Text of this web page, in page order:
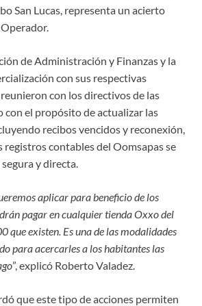
San Lucas, representa un acierto
de Administración y Finanzas y la
con sus respectivas
con los directivos de las
con el propósito de actualizar las
recibos vencidos y reconexión,
registros contables del Oomsapas se
y directa.
aplicar para beneficio de los
pagar en cualquier tienda Oxxo del
que existen. Es una de las modalidades
para acercarles a los habitantes las
”, explicó Roberto Valadez.
que este tipo de acciones permiten